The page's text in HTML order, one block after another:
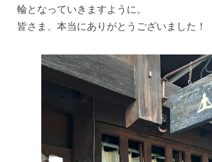
輪となっていきますように。
皆さま、本当にありがとうございました！